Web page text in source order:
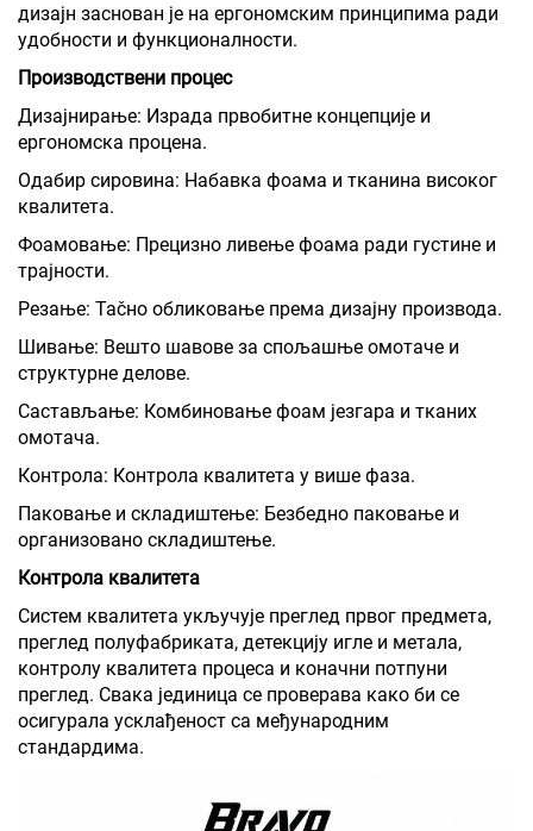
дизајн заснован је на ергономским принципима ради
удобности и функционалности.
Производствени процес
Дизајнирање: Израда првобитне концепције и
ергономска процена.
Одабир сировина: Набавка фоама и тканина високог
квалитета.
Фоамовање: Прецизно ливење фоама ради густине и
трајности.
Резање: Таčно обликовање према дизајну производа.
Шивање: Вешто шавове за спољашње омотаче и
структурне делове.
Састављање: Комбиновање фоам језгара и тканих
омотача.
Контрола: Контрола квалитета у више фаза.
Паковање и складиштење: Безбедно паковање и
организовано складиштење.
Контрола квалитета
Систем квалитета укључује преглед првог предмета,
преглед полуфабриката, детекцију игле и метала,
контролу квалитета процеса и коначни потпуни
преглед. Свака јединица се проверава како би се
осигурала усклађеност са међународним
стандардима.